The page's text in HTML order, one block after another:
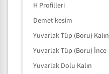
H Profilleri
Demet kesim
Yuvarlak Tüp (Boru) Kalın
Yuvarlak Tüp (Boru) İnce
Yuvarlak Dolu Kalın